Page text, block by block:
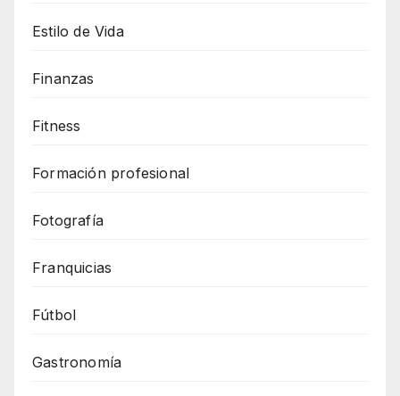
Estilo de Vida
Finanzas
Fitness
Formación profesional
Fotografía
Franquicias
Fútbol
Gastronomía